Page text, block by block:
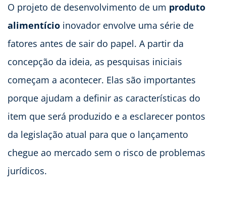
O projeto de desenvolvimento de um produto
alimentício inovador envolve uma série de
fatores antes de sair do papel. A partir da
concepção da ideia, as pesquisas iniciais
começam a acontecer. Elas são importantes
porque ajudam a definir as características do
item que será produzido e a esclarecer pontos
da legislação atual para que o lançamento
chegue ao mercado sem o risco de problemas
jurídicos.